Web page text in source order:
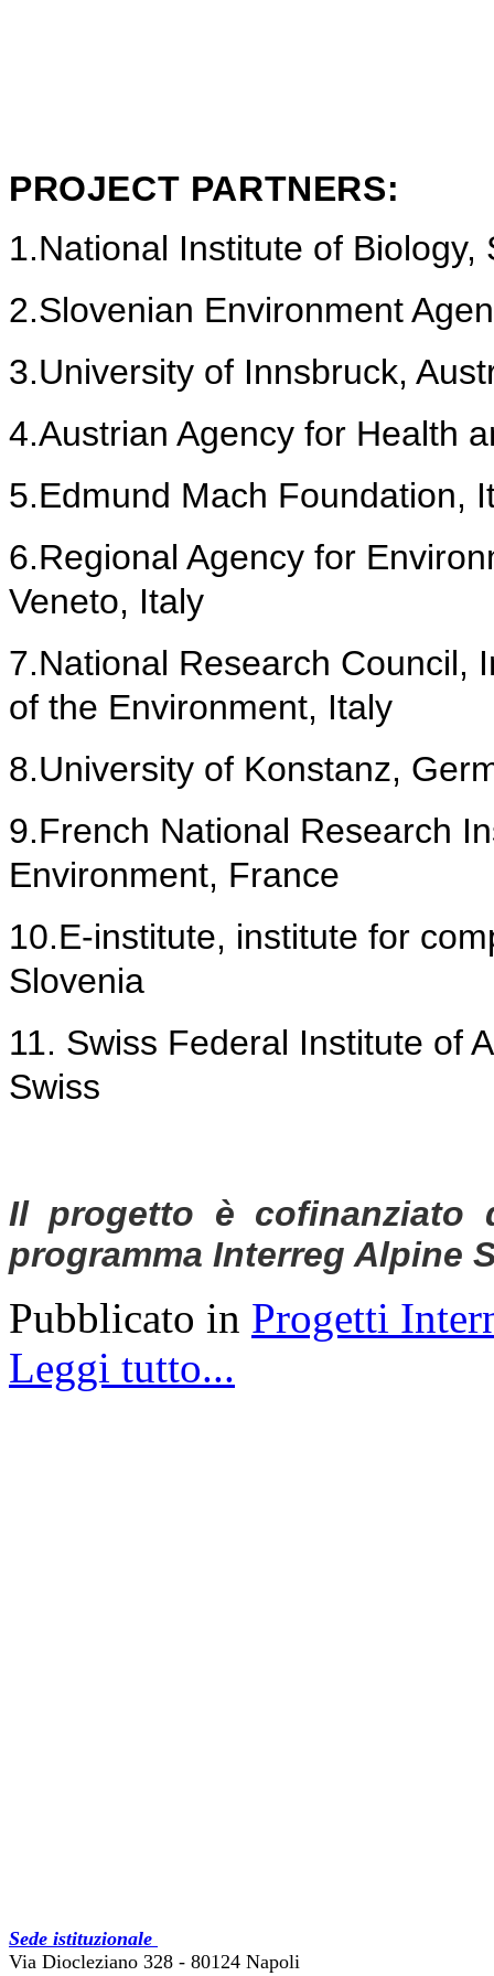
PROJECT PARTNERS:
1.National Institute of Biology,
2.Slovenian Environment
3.University of Innsbruck,
4.Austrian Agency for Health
5.Edmund Mach Foundation,
6.Regional Agency for
Veneto, Italy
7.National Research Council,
of the Environment, Italy
8.University of Konstanz,
9.French National Research
Environment, France
10.E-institute, institute for
Slovenia
11. Swiss Federal Institute of
Swiss
Il progetto è cofinanziato
programma Interreg Alpine
Pubblicato in Progetti
Leggi tutto...
Sede istituzionale
Via Diocleziano 328 - 80124 Napoli